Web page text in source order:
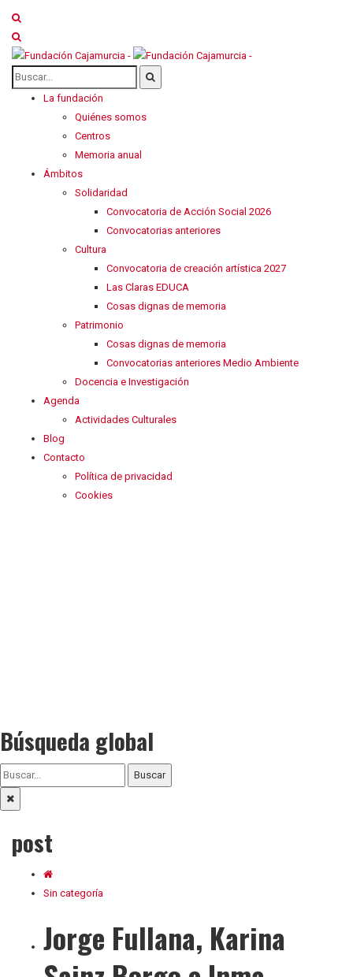
La fundación
Quiénes somos
Centros
Memoria anual
Ámbitos
Solidaridad
Convocatoria de Acción Social 2026
Convocatorias anteriores
Cultura
Convocatoria de creación artística 2027
Las Claras EDUCA
Cosas dignas de memoria
Patrimonio
Cosas dignas de memoria
Convocatorias anteriores Medio Ambiente
Docencia e Investigación
Agenda
Actividades Culturales
Blog
Contacto
Política de privacidad
Cookies
Búsqueda global
Buscar
post
Sin categoría
Jorge Fullana, Karina